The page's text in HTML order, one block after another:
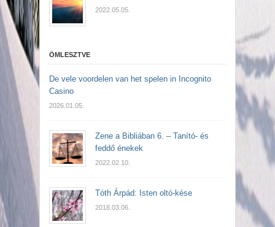
2022.05.05.
ÖMLESZTVE
De vele voordelen van het spelen in Incognito
Casino
2026.01.05.
Zene a Bibliában 6. – Tanító- és
feddő énekek
2022.02.10.
Tóth Árpád: Isten oltó-kése
2018.03.06.